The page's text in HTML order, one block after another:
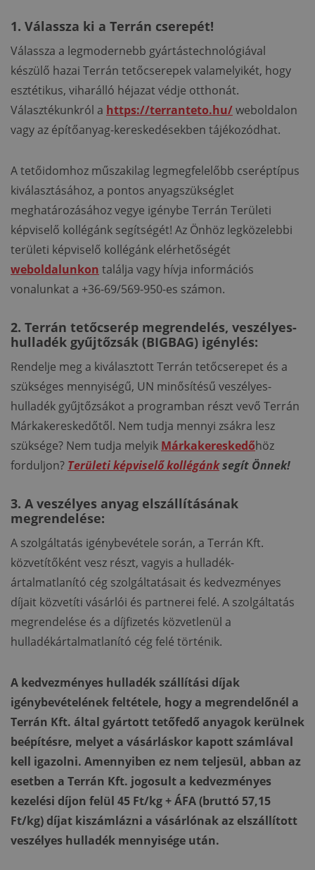
1. Válassza ki a Terrán cserepét!
Válassza a legmodernebb gyártástechnológiával
készülő hazai Terrán tetőcserepek valamelyikét, hogy
esztétikus, viharálló héjazat védje otthonát.
Választékunkról a https://terranteto.hu/weboldalon
vagy az építőanyag-kereskedésekben tájékozódhat.
A tetőidomhoz műszakilag legmegfelelőbb cseréptípus
kiválasztásához, a pontos anyagszükséglet
meghatározásához vegye igénybe Terrán Területi
képviselő kollégánk segítségét! Az Önhöz legközelebbi
területi képviselő kollégánk elérhetőségét
weboldalunkon találja vagy hívja információs
vonalunkat a +36-69/569-950-es számon.
2. Terrán tetőcserép megrendelés, veszélyes-
hulladék gyűjtőzsák (BIGBAG) igénylés:
Rendelje meg a kiválasztott Terrán tetőcserepet és a
szükséges mennyiségű, UN minősítésű veszélyes-
hulladék gyűjtőzsákot a programban részt vevő Terrán
Márkakereskedőtől. Nem tudja mennyi zsákra lesz
szüksége? Nem tudja melyik Márkakereskedőhöz
forduljon? Területi képviselő kollégánksegít Önnek!
3. A veszélyes anyag elszállításának
megrendelése:
A szolgáltatás igénybevétele során, a Terrán Kft.
közvetítőként vesz részt, vagyis a hulladék-
ártalmatlanító cég szolgáltatásait és kedvezményes
díjait közvetíti vásárlói és partnerei felé. A szolgáltatás
megrendelése és a díjfizetés közvetlenül a
hulladékártalmatlanító cég felé történik.
A kedvezményes hulladék szállítási díjak
igénybevételének feltétele, hogy a megrendelőnél a
Terrán Kft. által gyártott tetőfedő anyagok kerülnek
beépítésre, melyet a vásárláskor kapott számlával
kell igazolni. Amennyiben ez nem teljesül, abban az
esetben a Terrán Kft. jogosult a kedvezményes
kezelési díjon felül 45 Ft/kg + ÁFA (bruttó 57,15
Ft/kg) díjat kiszámlázni a vásárlónak az elszállított
veszélyes hulladék mennyisége után.